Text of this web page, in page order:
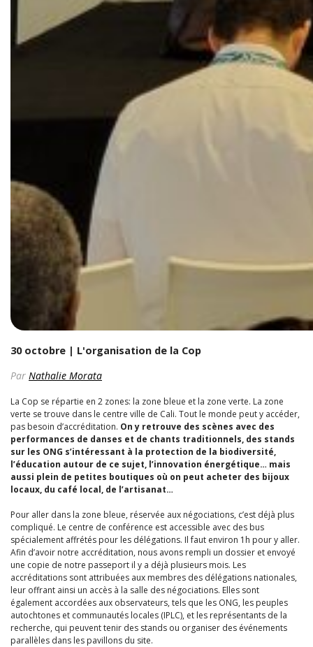
30 octobre | L'organisation de la Cop
Par Nathalie Morata
La Cop se répartie en 2 zones: la zone bleue et la zone verte. La zone
verte se trouve dans le centre ville de Cali. Tout le monde peut y accéder,
pas besoin d’accréditation. On y retrouve des scènes avec des
performances de danses et de chants traditionnels, des stands
sur les ONG s’intéressant à la protection de la biodiversité,
l’éducation autour de ce sujet, l’innovation énergétique… mais
aussi plein de petites boutiques où on peut acheter des bijoux
locaux, du café local, de l’artisanat…
Pour aller dans la zone bleue, réservée aux négociations, c’est déjà plus
compliqué. Le centre de conférence est accessible avec des bus
spécialement affrétés pour les délégations. Il faut environ 1h pour y aller.
Afin d’avoir notre accréditation, nous avons rempli un dossier et envoyé
une copie de notre passeport il y a déjà plusieurs mois. Les
accréditations sont attribuées aux membres des délégations nationales,
leur offrant ainsi un accès à la salle des négociations. Elles sont
également accordées aux observateurs, tels que les ONG, les peuples
autochtones et communautés locales (IPLC), et les représentants de la
recherche, qui peuvent tenir des stands ou organiser des événements
parallèles dans les pavillons du site.